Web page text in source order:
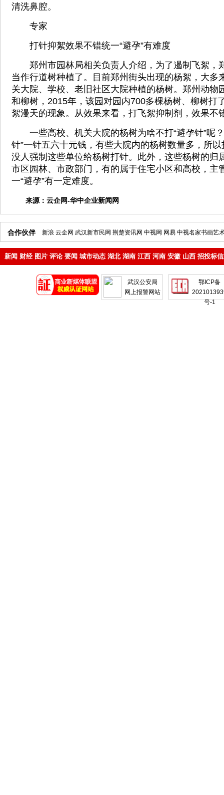
清洗鼻腔。
专家
打针抑絮效果不错统一“避孕”有难度
郑州市园林局相关负责人介绍，为了遏制飞絮，
当作行道树种植了。目前郑州街头出现的杨絮，大多
关大院、学校、老旧社区大院种植的杨树。郑州动物
和柳树，2015年，该园对园内700多棵杨树、柳树打
絮漫天的现象。从效果来看，打飞絮抑制剂，效果不
一些高校、机关大院的杨树为啥不打“避孕针”呢
针”一针五六十元钱，有些大院内的杨树数量多，所
没人强制这些单位给杨树打针。此外，这些杨树的归
市区园林、市政部门，有的属于住宅小区和高校，主
一“避孕”有一定难度。
来源： 云企网-华中企业新闻网
合作伙伴 新浪 云企网 武汉新市民网 荆楚资讯网 中视网 网易 中视名家书画艺
新闻 财经 图片 评论 要闻 城市动态 湖北 湖南 江西 河南 安徽 山西 招投标
武汉公安局
网上报警网站
鄂ICP备
号-1